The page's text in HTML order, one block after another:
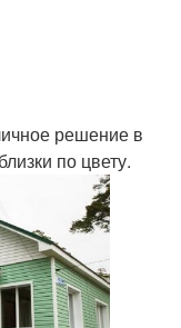
решение в
по цвету.